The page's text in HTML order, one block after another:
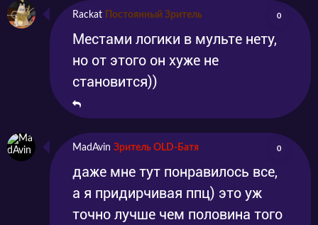
Rackat Постоянный Зритель 0
Местами логики в мульте нету,
но от этого он хуже не
становится))
MadAvin Зритель OLD-Батя 0
даже мне тут понравилось все,
а я придирчивая ппц) это уж
точно лучше чем половина того